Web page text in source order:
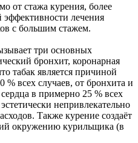
от стажа курения, более
лечения
с большим стажем.
три основных
бронхит, коронарная
табак является причиной
% всех случаев, от бронхита и
в примерно 25 % всех
непривлекательно
Также курение создаёт
окружению курильщика (в